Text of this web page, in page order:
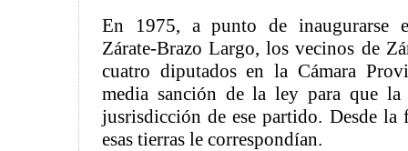
En 1975, a punto de inaugurarse
Zárate-Brazo Largo, los vecinos de
cuatro diputados en la Cámara
media sanción de la ley para que la
jusrisdicción de ese partido. Desde la
esas tierras le correspondían.